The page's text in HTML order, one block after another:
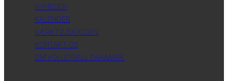
NYHEDER
KALENDER
VÆRKTØJSKASSEN
KONTAKT OS
OM VOLLEYBALL DANMARK